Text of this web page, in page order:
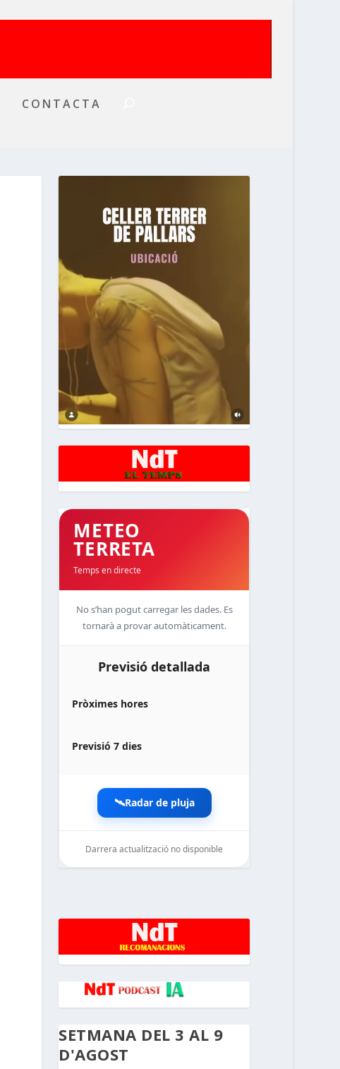
CONTACTA
METEO
TERRETA
Temps en directe
No s’han pogut carregar les dades. Es
tornarà a provar automàticament.
Previsió detallada
Pròximes hores
Previsió 7 dies
🛰️Radar de pluja
Darrera actualització no disponible
noticiesdelaterreta.com
SETMANA DEL 3 AL 9
D'AGOST